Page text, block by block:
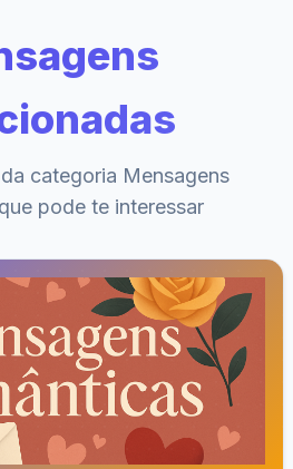
categoria Mensagens
pode te interessar